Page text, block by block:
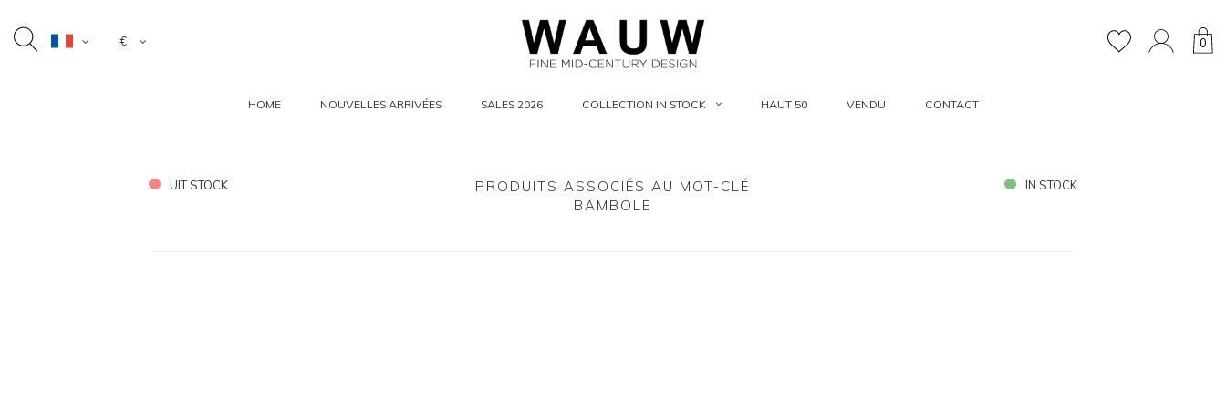
€ 0
HOME NOUVELLES ARRIVÉES SALES 2026 COLLECTION IN STOCK HAUT 50 VENDU CONTACT
UIT STOCK
PRODUITS ASSOCIÉS AU MOT-CLÉ
BAMBOLE
IN STOCK